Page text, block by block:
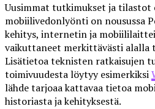
Uusimmat tutkimukset ja
mobiilivedonlyönti on nousussa
kehitys, internetin ja
vaikuttaneet merkittävästi alalla
Lisätietoa teknisten ratkaisujen
toimivuudesta löytyy esimerkiksi
lähde tarjoaa kattavaa tietoa
historiasta ja kehityksestä.